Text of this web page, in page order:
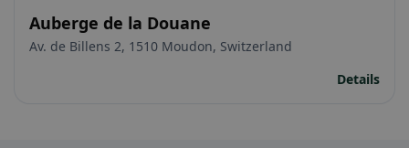
Auberge de la Douane
Av. de Billens 2, 1510 Moudon, Switzerland
Details